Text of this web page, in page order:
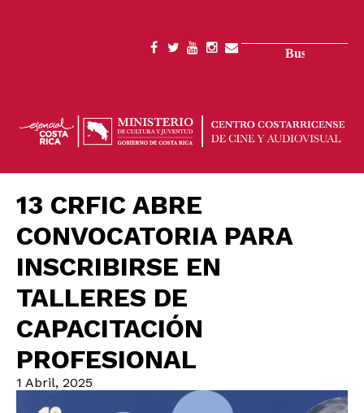
SOCIAL
13 CRFIC ABRE
CONVOCATORIA PARA
INSCRIBIRSE EN
TALLERES DE
CAPACITACIÓN
PROFESIONAL
1 Abril, 2025